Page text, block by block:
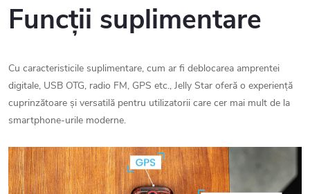
Funcții suplimentare
Cu caracteristicile suplimentare, cum ar fi deblocarea amprentei
digitale, USB OTG, radio FM, GPS etc., Jelly Star oferă o experiență
cuprinzătoare și versatilă pentru utilizatorii care cer mai mult de la
smartphone-urile moderne.